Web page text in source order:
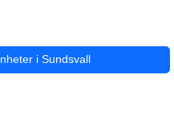
i Sundsvall